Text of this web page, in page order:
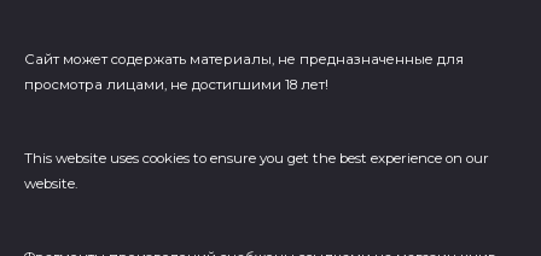
Сайт может содержать материалы, не предназначенные для
просмотра лицами, не достигшими 18 лет!
This website uses cookies to ensure you get the best experience on our
website.